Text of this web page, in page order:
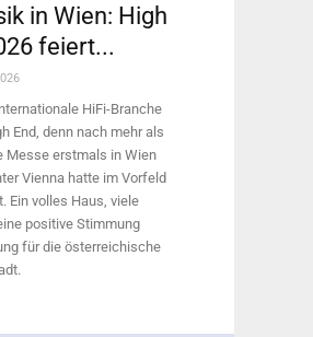
in Wien: High
feiert...
HiFi-Branche
End, denn nach mehr als
Messe erstmals in Wien
Vienna hatte im Vorfeld
Ein volles Haus, viele
positive Stimmung
für die österreichische